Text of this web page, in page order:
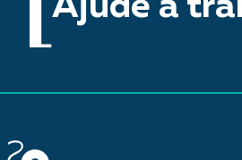
Ajude a